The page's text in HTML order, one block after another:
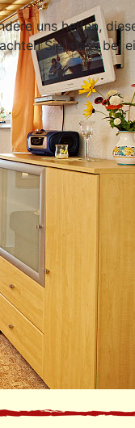
uns helfen,
Sie, dass bei